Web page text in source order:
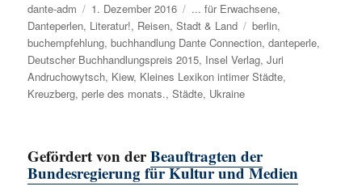
Autor
dante-adm
Veröffentlicht
am
1. Dezember 2016 Kategorien
... für Erwachsene,
Danteperlen, Literatur!, Reisen,Stadt & Land Schlagwörter
berlin,
buchempfehlung,buchhandlung Dante Connection,danteperle,
Deutscher Buchhandlungspreis 2015, Insel Verlag,Juri
Andruchowytsch, Kiew, Kleines Lexikon intimer Städte,
Kreuzberg,perle des monats.,Städte, Ukraine
Gefördert von derBeauftragten der
Bundesregierung für Kultur und Medien